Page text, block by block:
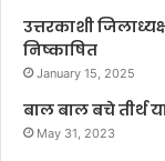
उत्तरकाशी
निष्काषित
January 15, 2025
बाल बाल बचे तीर्थ
May 31, 2023